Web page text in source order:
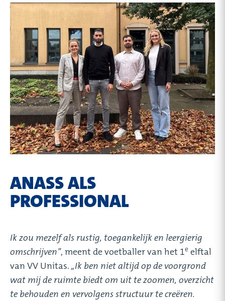
ANASS ALS
PROFESSIONAL
Ik zou mezelf als rustig, toegankelijk en leergierig
omschrijven’’, meent de voetballer van het 1e elftal
van VV Unitas. ,,Ik ben niet altijd op de voorgrond
wat mij de ruimte biedt om uit te zoomen, overzicht
te behouden en vervolgens structuur te creëren.